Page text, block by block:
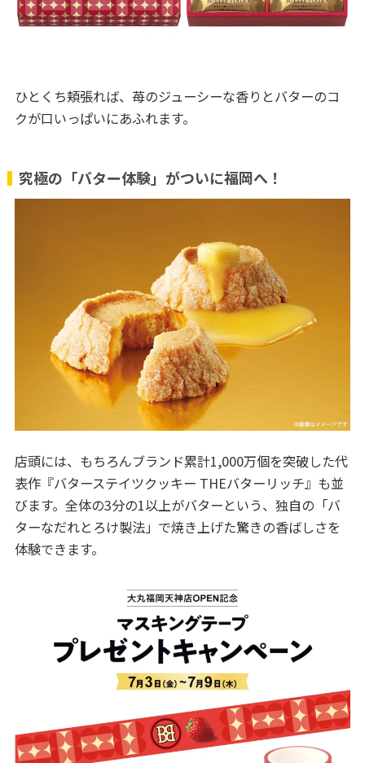
ひとくち頬張れば、苺のジューシーな香りとバターのコ
クが口いっぱいにあふれます。
究極の「バター体験」がついに福岡へ！
店頭には、もちろんブランド累計1,000万個を突破した代
表作『バターステイツクッキー THEバターリッチ』も並
びます。全体の3分の1以上がバターという、独自の「バ
ターなだれとろけ製法」で焼き上げた驚きの香ばしさを
体験できます。